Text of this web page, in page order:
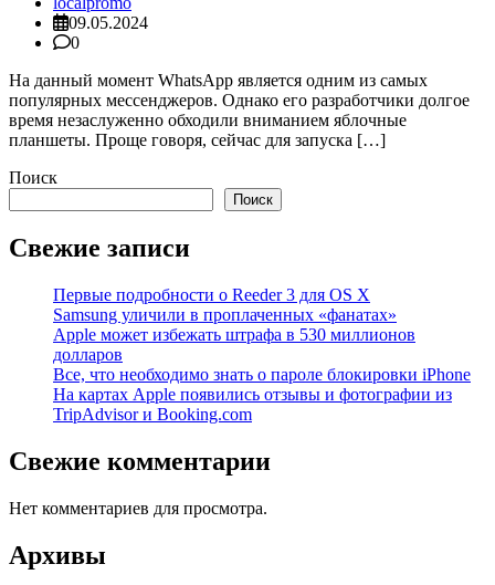
09.05.2024
0
На данный момент WhatsApp является одним из самых
популярных мессенджеров. Однако его разработчики долгое
время незаслуженно обходили вниманием яблочные
планшеты. Проще говоря, сейчас для запуска […]
Поиск
Поиск
Свежие записи
Первые подробности о Reeder 3 для OS X
Samsung уличили в проплаченных «фанатах»
Apple может избежать штрафа в 530 миллионов
долларов
Все, что необходимо знать о пароле блокировки iPhone
На картах Apple появились отзывы и фотографии из
TripAdvisor и Booking.com
Свежие комментарии
Нет комментариев для просмотра.
Архивы